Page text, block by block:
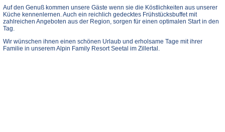
Auf den Genuß kommen unsere Gäste wenn sie die Köstlichkeiten aus unserer
Küche kennenlernen. Auch ein reichlich gedecktes Frühstücksbuffet mit
zahlreichen Angeboten aus der Region, sorgen für einen optimalen Start in den
Tag.
Wir wünschen ihnen einen schönen Urlaub und erholsame Tage mit ihrer
Familie in unserem Alpin Family Resort Seetal im Zillertal.